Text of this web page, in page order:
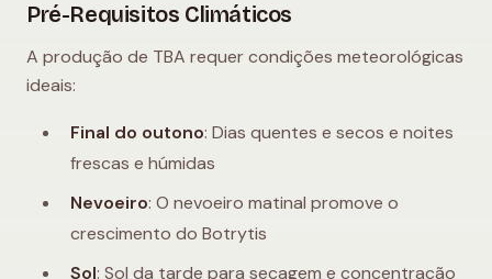
Pré-Requisitos Climáticos
A produção de TBA requer condições meteorológicas
ideais:
Final do outono: Dias quentes e secos e noites
frescas e húmidas
Nevoeiro: O nevoeiro matinal promove o
crescimento do Botrytis
Sol: Sol da tarde para secagem e concentração